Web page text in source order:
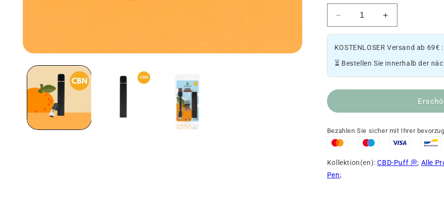
modalen
Fenster
Menge
des
Orange
Bud
reduzieren
Bud
Die
Menge
CBN
Orange
Pen
Orange
KOSTENLOSER Versand ab 69€ :
⏳ Bestellen Sie innerhalb der
Bezahlen Sie sicher mit Ihrer
Kollektion(en):CBD-Puff 💭; Alle
Pen;